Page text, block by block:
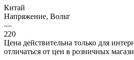
Китай
Напряжение, Вольт
—
220
Цена действительна только для
отличаться от цен в розничных